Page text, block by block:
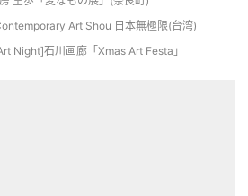
Art Shou 日本無極限(台湾)
Night]石川画廊「Xmas Art Festa」